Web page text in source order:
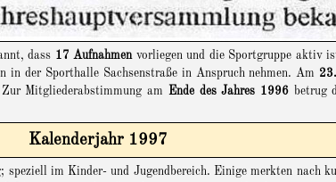
dass 17 Aufnahmenvorliegen und die Sportgruppe aktiv
der Sporthalle Sachsenstraße in Anspruch nehmen. Am
Mitgliederabstimmung am Ende des Jahres 1996 betrug
Kalenderjahr 1997
im Kinder- und Jugendbereich. Einige merkten nach